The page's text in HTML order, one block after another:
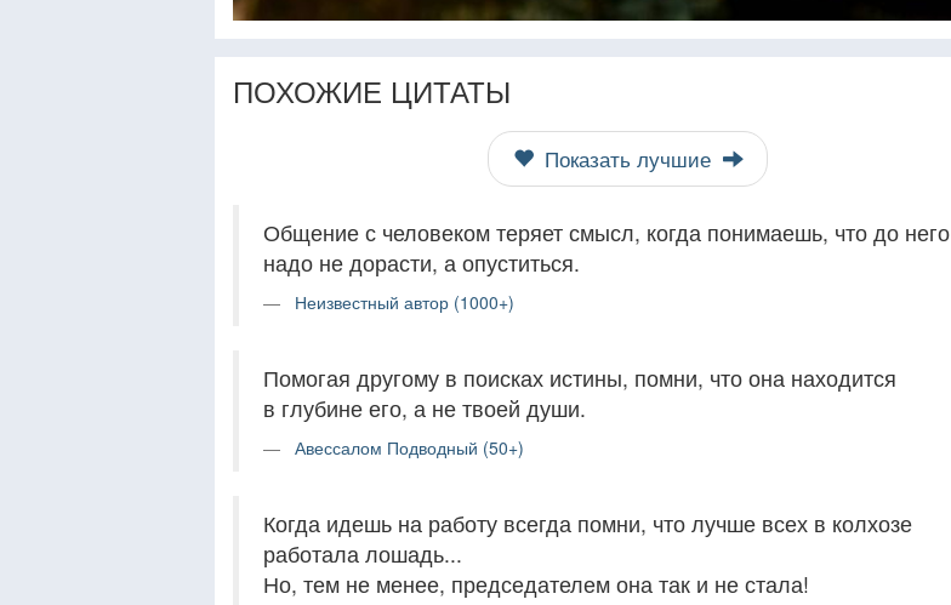
ПОХОЖИЕ ЦИТАТЫ
Показать лучшие
Общение с человеком теряет смысл, когда понимаешь, что до него
надо не дорасти, а опуститься.
Неизвестный автор (1000+)
Помогая другому в поисках истины, помни, что она находится
в глубине его, а не твоей души.
Авессалом Подводный (50+)
Когда идешь на работу всегда помни, что лучше всех в колхозе
работала лошадь...
Но, тем не менее, председателем она так и не стала!